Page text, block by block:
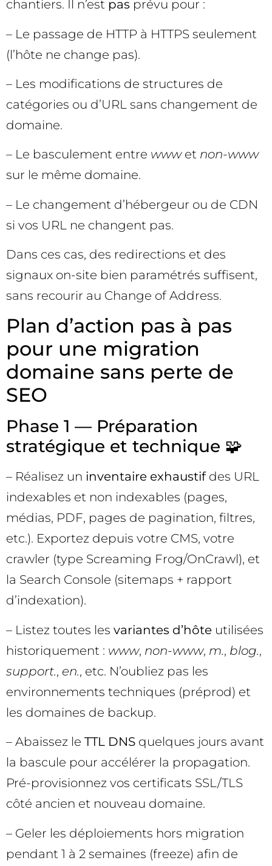
chantiers. Il n’est pas prévu pour :
– Le passage de HTTP à HTTPS seulement
(l’hôte ne change pas).
– Les modifications de structures de
catégories ou d’URL sans changement de
domaine.
– Le basculement entre wwwet non-www
sur le même domaine.
– Le changement d’hébergeur ou de CDN
si vos URL ne changent pas.
Dans ces cas, des redirections et des
signaux on-site bien paramétrés suffisent,
sans recourir au Change of Address.
Plan d’action pas à pas
pour une migration
domaine sans perte de
SEO
Phase 1 — Préparation
stratégique et technique 🧩
– Réalisez un inventaire exhaustifdes URL
indexables et non indexables (pages,
médias, PDF, pages de pagination, filtres,
etc.). Exportez depuis votre CMS, votre
crawler (type Screaming Frog/OnCrawl), et
la Search Console (sitemaps + rapport
d’indexation).
– Listez toutes les variantes d’hôte utilisées
historiquement : www, non-www, m., blog.,
support., en., etc. N’oubliez pas les
environnements techniques (préprod) et
les domaines de backup.
– Abaissez le TTL DNS quelques jours avant
la bascule pour accélérer la propagation.
Pré-provisionnez vos certificats SSL/TLS
côté ancien et nouveau domaine.
– Geler les déploiements hors migration
pendant 1 à 2 semaines (freeze) afin de